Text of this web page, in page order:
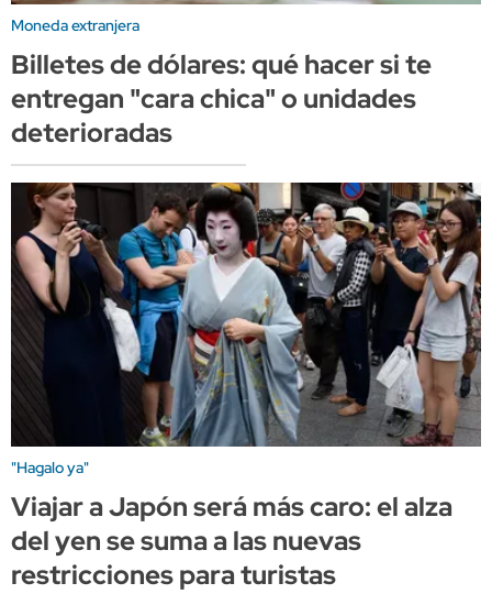
Moneda extranjera
Billetes de dólares: qué hacer si te
entregan "cara chica" o unidades
deterioradas
"Hagalo ya"
Viajar a Japón será más caro: el alza
del yen se suma a las nuevas
restricciones para turistas